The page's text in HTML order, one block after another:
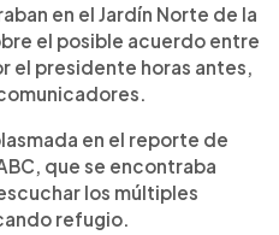
en el Jardín Norte de la
el posible acuerdo entre
el presidente horas antes,
en el reporte de
que se encontraba
los múltiples
refugio.